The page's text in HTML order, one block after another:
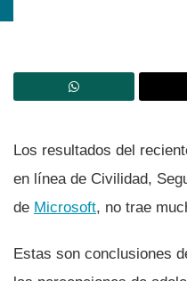
Los resultados del
en lí­nea de Civilidad,
de Microsoft, no trae
Estas son conclusiones